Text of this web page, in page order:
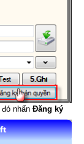
nhấn Đăng ký